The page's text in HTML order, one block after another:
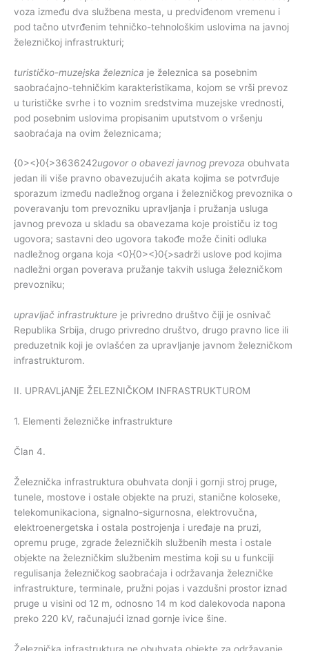
voza između dva službena mesta, u predviđenom vremenu i
pod tačno utvrđenim tehničko-tehnološkim uslovima na javnoj
železničkoj infrastrukturi;
turističko-muzejska železnica je železnica sa posebnim
saobraćajno-tehničkim karakteristikama, kojom se vrši prevoz
u turističke svrhe i to voznim sredstvima muzejske vrednosti,
pod posebnim uslovima propisanim uputstvom o vršenju
saobraćaja na ovim železnicama;
{0><}0{>3636242ugovor o obavezi javnog prevoza obuhvata
jedan ili više pravno obavezujućih akata kojima se potvrđuje
sporazum između nadležnog organa i železničkog prevoznika o
poveravanju tom prevozniku upravljanja i pružanja usluga
javnog prevoza u skladu sa obavezama koje proističu iz tog
ugovora; sastavni deo ugovora takođe može činiti odluka
nadležnog organa koja <0}{0><}0{>sadrži uslove pod kojima
nadležni organ poverava pružanje takvih usluga železničkom
prevozniku;
upravljač infrastrukture je privredno društvo čiji je osnivač
Republika Srbija, drugo privredno društvo, drugo pravno lice ili
preduzetnik koji je ovlašćen za upravljanje javnom železničkom
infrastrukturom.
II. UPRAVLjANjE ŽELEZNIČKOM INFRASTRUKTUROM
1. Elementi železničke infrastrukture
Član 4.
Železnička infrastruktura obuhvata donji i gornji stroj pruge,
tunele, mostove i ostale objekte na pruzi, stanične koloseke,
telekomunikaciona, signalno-sigurnosna, elektrovučna,
elektroenergetska i ostala postrojenja i uređaje na pruzi,
opremu pruge, zgrade železničkih službenih mesta i ostale
objekte na železničkim službenim mestima koji su u funkciji
regulisanja železničkog saobraćaja i održavanja železničke
infrastrukture, terminale, pružni pojas i vazdušni prostor iznad
pruge u visini od 12 m, odnosno 14 m kod dalekovoda napona
preko 220 kV, računajući iznad gornje ivice šine.
Železnička infrastruktura ne obuhvata objekte za održavanje